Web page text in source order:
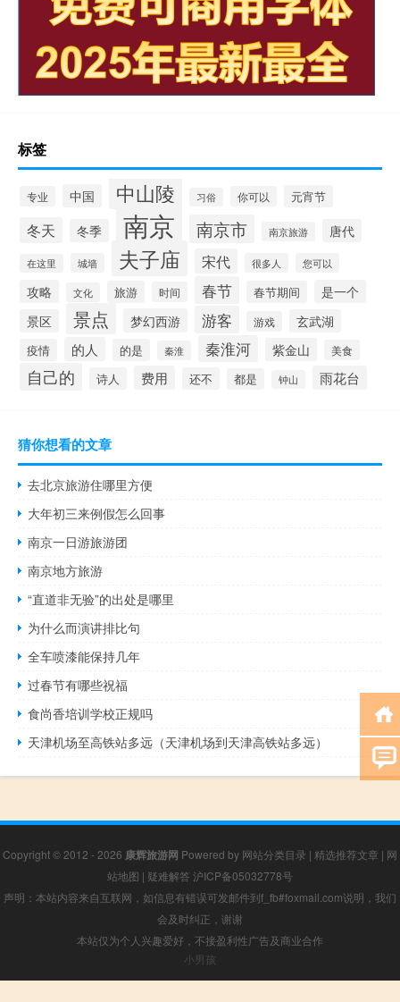
标签
专业 中国 中山陵 习俗 你可以 元宵节
冬天 冬季 南京 南京市 南京旅游 唐代
在这里 城墙 夫子庙 宋代 很多人 您可以
攻略 文化 旅游 时间 春节 春节期间
是一个
景区
景点 梦幻西游 游客 游戏 玄武湖
疫情 的人 的是 秦淮 秦淮河 紫金山 美食
自己的 诗人 费用 还不 都是 钟山 雨花台
猜你想看的文章
去北京旅游住哪里方便
大年初三来例假怎么回事
南京一日游旅游团
南京地方旅游
“直道非无验”的出处是哪里
为什么而演讲排比句
全车喷漆能保持几年
过春节有哪些祝福
食尚香培训学校正规吗
天津机场至高铁站多远（天津机场到天津高铁站多远）
Copyright © 2012 - 2026 康辉旅游网 Powered by 网站分类目录 | 精选推荐文章 | 网
站地图 | 疑难解答 沪ICP备05032778号
声明：本站内容来自互联网，如信息有错误可发邮件到f_fb#foxmail.com说明，我们
会及时纠正，谢谢
本站仅为个人兴趣爱好，不接盈利性广告及商业合作
小男孩